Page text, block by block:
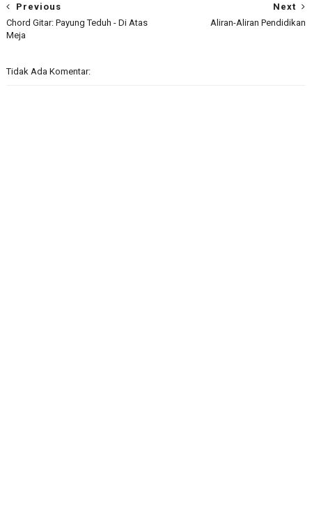
Next
Aliran-Aliran Pendidikan
Previous
Chord Gitar: Payung Teduh - Di Atas
Meja
Tidak Ada Komentar: